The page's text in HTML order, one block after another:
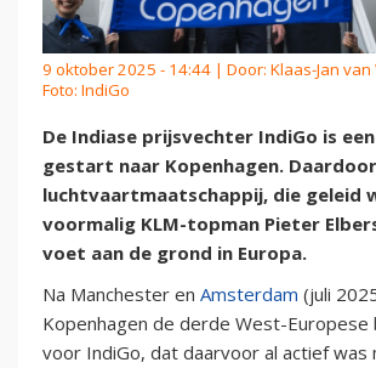
9 oktober 2025 - 14:44 | Door: Klaas-Jan
Foto: IndiGo
De Indiase prijsvechter IndiGo is
gestart naar Kopenhagen.
luchtvaartmaatschappij, die geleid
voormalig KLM-topman Pieter
voet aan de grond in Europa.
Na Manchester en Amsterdam (juli
Kopenhagen de derde West-
voor IndiGo, dat daarvoor al actief was